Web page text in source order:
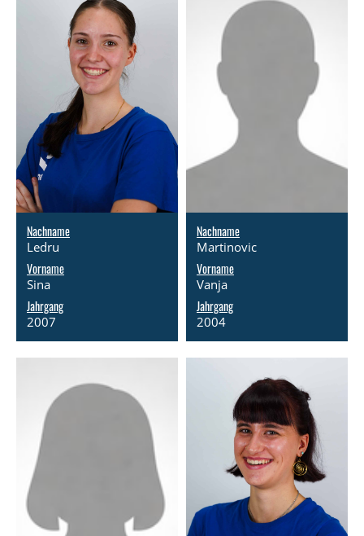
Nachname
Ledru
Vorname
Sina
Jahrgang
2007
Nachname
Martinovic
Vorname
Vanja
Jahrgang
2004